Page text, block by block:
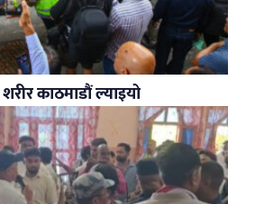
काठमाडौं ल्याइयो